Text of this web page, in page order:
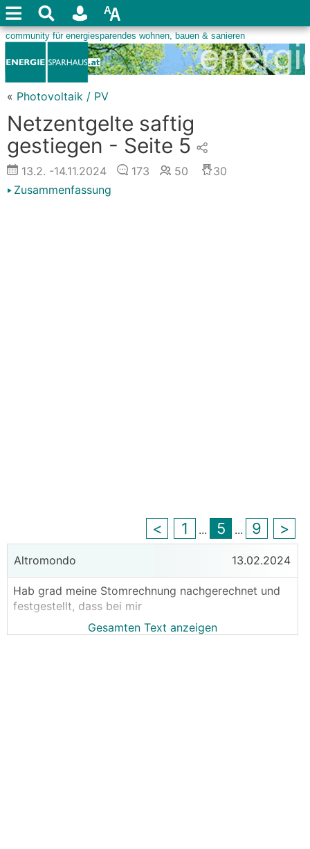
« Photovoltaik / PV
Netzentgelte saftig
gestiegen - Seite 5
13.2. -14.11.2024 173 50
30
Zusammenfassung
< 1 ... 5 ... 9 >
Altromondo 13.02.2024
Hab grad meine Stomrechnung nachgerechnet und
festgestellt, dass bei mir
Gesamten Text anzeigen